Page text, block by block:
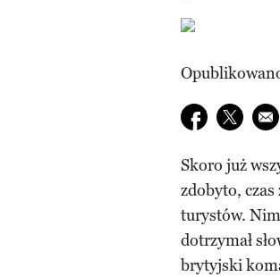
Udostępnij na
E-
Skoro już
zdobyto,
turystów.
dotrzymał
brytyjski